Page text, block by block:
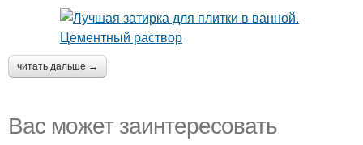
читать дальше →
Вас может заинтересовать